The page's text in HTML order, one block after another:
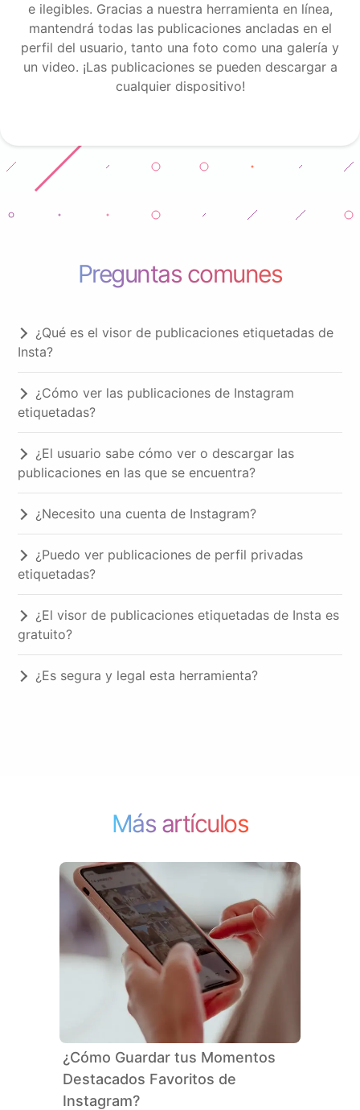
e ilegibles. Gracias a nuestra herramienta en línea,
mantendrá todas las publicaciones ancladas en el
perfil del usuario, tanto una foto como una galería y
un video. ¡Las publicaciones se pueden descargar a
cualquier dispositivo!
Preguntas comunes
¿Qué es el visor de publicaciones etiquetadas de
Insta?
¿Cómo ver las publicaciones de Instagram
etiquetadas?
¿El usuario sabe cómo ver o descargar las
publicaciones en las que se encuentra?
¿Necesito una cuenta de Instagram?
¿Puedo ver publicaciones de perfil privadas
etiquetadas?
¿El visor de publicaciones etiquetadas de Insta es
gratuito?
¿Es segura y legal esta herramienta?
Más artículos
¿Cómo Guardar tus Momentos
Destacados Favoritos de
Instagram?